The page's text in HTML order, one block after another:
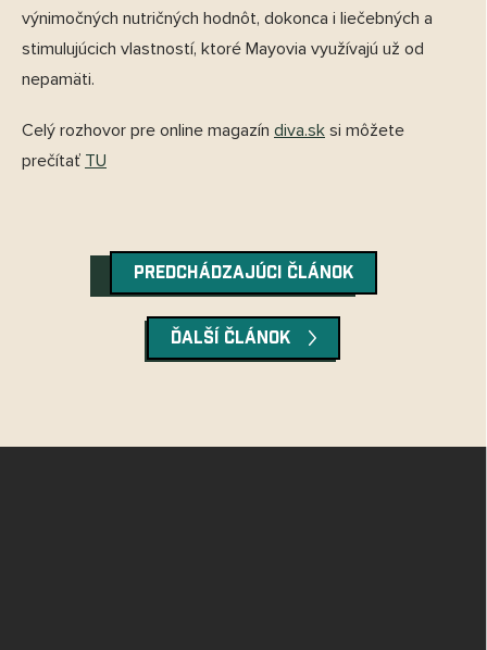
výnimočných nutričných hodnôt, dokonca i liečebných a
stimulujúcich vlastností, ktoré Mayovia využívajú už od
nepamäti.
Celý rozhovor pre online magazín diva.sk si môžete
prečítať TU
PREDCHÁDZAJÚCI ČLÁNOK
ĎALŠÍ ČLÁNOK